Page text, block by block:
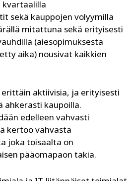
kvartaalilla
sekä kauppojen volyymilla
mitattuna sekä erityisesti
(aiesopimuksesta
aika) nousivat kaikkien
aktiivisia, ja erityisesti
ahkerasti kaupoilla.
edelleen vahvasti
kertoo vahvasta
joka toisaalta on
pääomapaon takia.